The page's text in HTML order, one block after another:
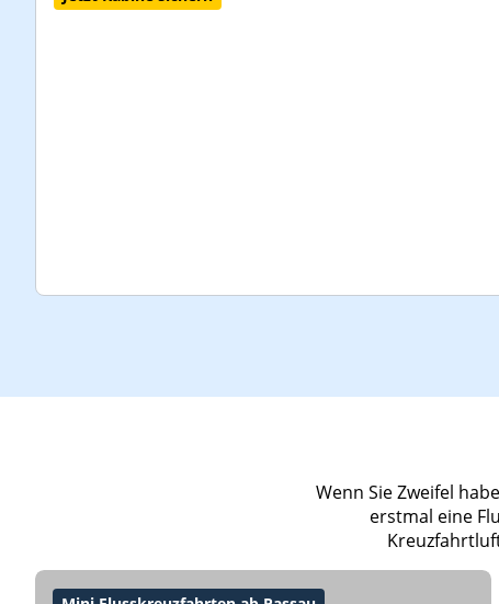
Wenn Sie Zweifel
erstmal eine